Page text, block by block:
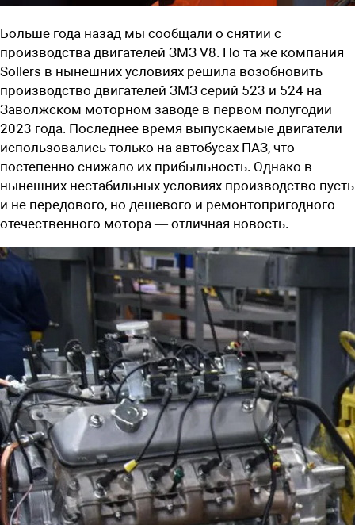
Больше года назад мы сообщали о снятии с
производства двигателей ЗМЗ V8. Но та же компания
Sollers в нынешних условиях решила возобновить
производство двигателей ЗМЗ серий 523 и 524 на
Заволжском моторном заводе в первом полугодии
2023 года. Последнее время выпускаемые двигатели
использовались только на автобусах ПАЗ, что
постепенно снижало их прибыльность. Однако в
нынешних нестабильных условиях производство пусть
и не передового, но дешевого и ремонтопригодного
отечественного мотора — отличная новость.